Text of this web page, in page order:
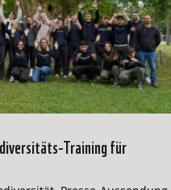
Training für